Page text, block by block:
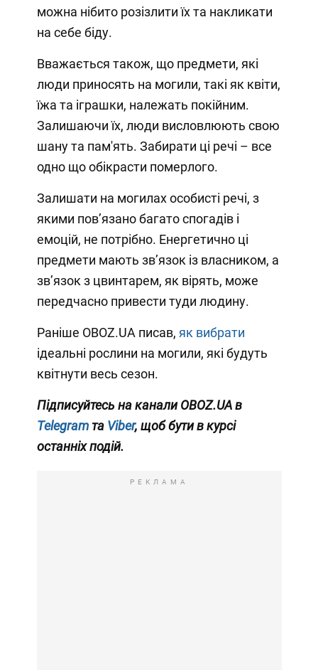
можна нібито розізлити їх та накликати
на себе біду.
Вважається також, що предмети, які
люди приносять на могили, такі як квіти,
їжа та іграшки, належать покійним.
Залишаючи їх, люди висловлюють свою
шану та пам'ять. Забирати ці речі – все
одно що обікрасти померлого.
Залишати на могилах особисті речі, з
якими повʼязано багато спогадів і
емоцій, не потрібно. Енергетично ці
предмети мають звʼязок із власником, а
звʼязок з цвинтарем, як вірять, може
передчасно привести туди людину.
Раніше OBOZ.UA писав, як вибрати
ідеальні рослини на могили, які будуть
квітнути весь сезон.
Підписуйтесь на канали OBOZ.UA в
Telegram та Viber, щоб бути в курсі
останніх подій.
РЕКЛАМА